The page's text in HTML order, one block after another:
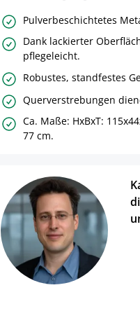
Pulverbeschichtetes
Dank lackierter
pflegeleicht.
Robustes, standfestes
Querverstrebungen
Ca. Maße: HxBxT:
77 cm.